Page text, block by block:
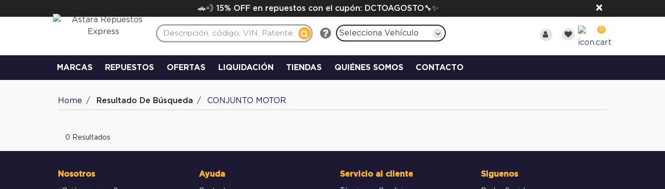
🚗💨 15% OFF en repuestos con el cupón: DCTOAGOSTO🔧✨ ×
Selecciona Vehículo 0
MARCAS REPUESTOS OFERTAS LIQUIDACIÓN TIENDAS QUIÉNES SOMOS CONTACTO
Home Resultado De Búsqueda CONJUNTO MOTOR
0 Resultados
Nosotros Ayuda Servicio al cliente Siguenos